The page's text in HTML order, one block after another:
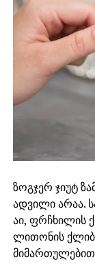
ზოგჯერ ჯიუტ
ადვილი არაა.
აი, ფრჩხილის
ლითონის